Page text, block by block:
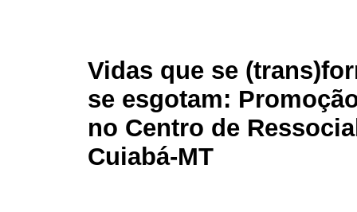
Vidas que se
se esgotam:
no Centro de
Cuiabá-MT